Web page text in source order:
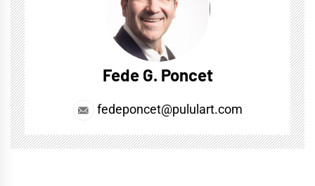
Fede G. Poncet
fedeponcet@pululart.com